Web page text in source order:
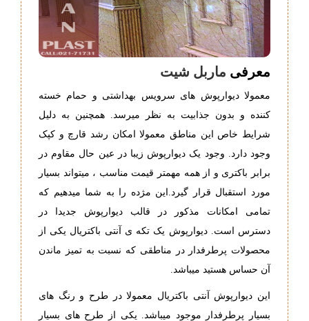
معرفی ماربل شیت
معمولا دیوارپوش های سرویس بهداشتی و حمام خسته
کننده و بدون جذابیت به نظر میرسد. همچنین به دلیل
شرایط خاص این مناطق معمولا امکان رشد قارچ و کپک
وجود دارد. وجود یک دیوارپوش زیبا در عین حال مقاوم در
برابر باکتری و از همه مهمتر قیمت مناسب ، میتواند بسیار
مورد استقبال قرار گیرد.این مژده را به شما میدهیم که
تمامی امکانات مذکور در قالب دیوارپوش جدیدا در
دسترس است. دیوارپوش یک تکه ی آنتی باکتریال یکی از
محصولات پرطرفدار در مناطقی که نسبت به تمیز ماندن
آن حساس هستید میباشد.
این دیوارپوش آنتی باکتریال معمولا در طرح و رنگ های
بسیار پرطرفدار موجود میباشد. یکی از طرح های بسیار